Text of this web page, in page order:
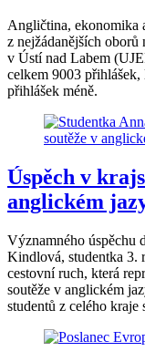
Angličtina, ekonomika
z nejžádanějších
v Ústí nad Labem
celkem 9003
přihlášek méně.
Úspěch v
anglickém
Významného úspěchu
Kindlová, studentka 3.
cestovní ruch, která
soutěže v anglickém
studentů z celého